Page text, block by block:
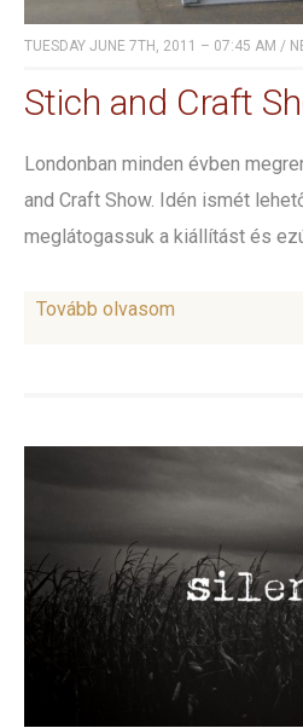
TUESDAY JUNE 7TH, 2011 – 07:45 AM /
Stich and Craft
Londonban minden évben
and Craft Show. Idén ismét
meglátogassuk a kiállítást és
Tovább olvasom